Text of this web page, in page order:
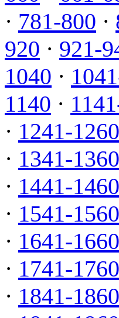
· 781-800 ·
920 · 921-
1040 ·
1140 ·
· 1241-1260
· 1341-1360
· 1441-1460
· 1541-1560
· 1641-1660
· 1741-1760
· 1841-1860